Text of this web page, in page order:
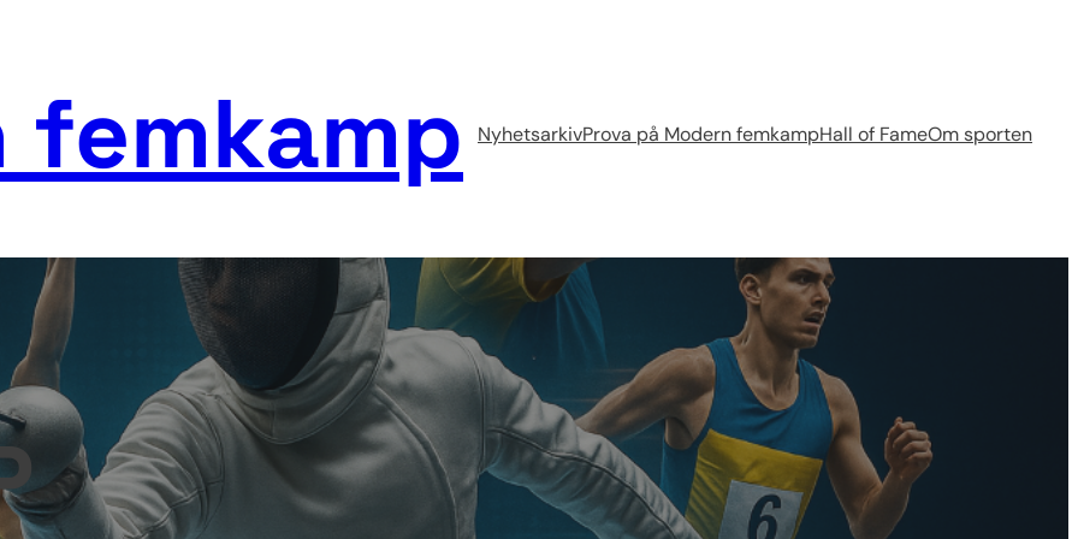
femkamp NyhetsarkivProva på Modern femkampHall of FameOm sporten